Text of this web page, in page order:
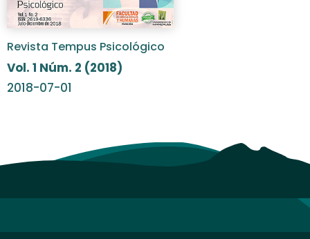
Revista Tempus Psicológico
Vol. 1 Núm. 2 (2018)
2018-07-01